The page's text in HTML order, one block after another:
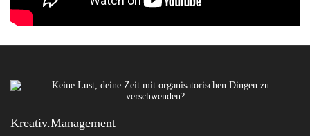
Kreativ.Management